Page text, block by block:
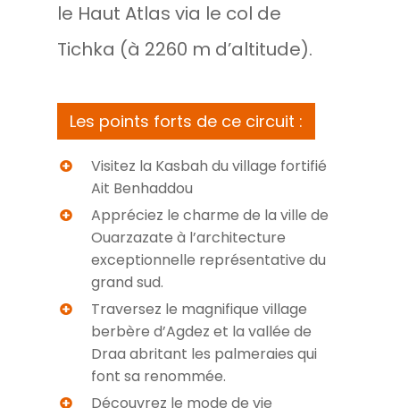
le Haut Atlas via le col de
Tichka (à 2260 m d’altitude).
Les points forts de ce circuit :
Visitez la Kasbah du village fortifié
Ait Benhaddou
Appréciez le charme de la ville de
Ouarzazate à l’architecture
exceptionnelle représentative du
grand sud.
Traversez le magnifique village
berbère d’Agdez et la vallée de
Draa abritant les palmeraies qui
font sa renommée.
Découvrez le mode de vie